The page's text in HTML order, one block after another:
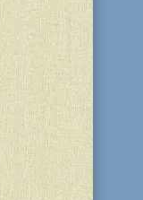
зала
и
пришли
И...